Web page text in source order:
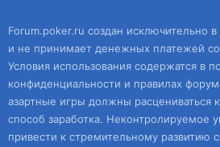
Forum.poker.ru создан исключительно
и не принимает денежных платежей
Условия использования содержатся в
конфиденциальности и правилах
азартные игры должны расцениваться
способ заработка. Неконтролируемое
привести к стремительному развитию